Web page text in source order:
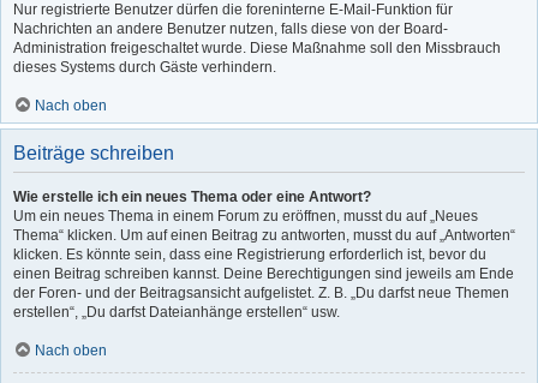
Nur registrierte Benutzer dürfen die foreninterne E-Mail-Funktion für
Nachrichten an andere Benutzer nutzen, falls diese von der Board-
Administration freigeschaltet wurde. Diese Maßnahme soll den Missbrauch
dieses Systems durch Gäste verhindern.
Nach oben
Beiträge schreiben
Wie erstelle ich ein neues Thema oder eine Antwort?
Um ein neues Thema in einem Forum zu eröffnen, musst du auf „Neues
Thema“ klicken. Um auf einen Beitrag zu antworten, musst du auf „Antworten“
klicken. Es könnte sein, dass eine Registrierung erforderlich ist, bevor du
einen Beitrag schreiben kannst. Deine Berechtigungen sind jeweils am Ende
der Foren- und der Beitragsansicht aufgelistet. Z. B. „Du darfst neue Themen
erstellen“, „Du darfst Dateianhänge erstellen“ usw.
Nach oben